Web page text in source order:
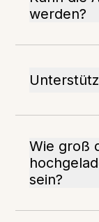
werden?
Wie groß
sein?